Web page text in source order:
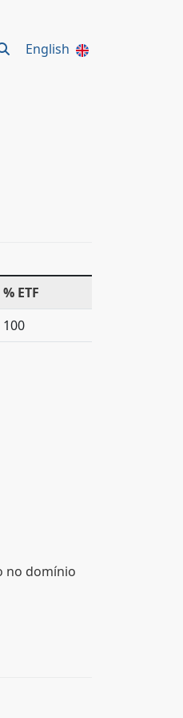
English
% ETF
100
no domínio